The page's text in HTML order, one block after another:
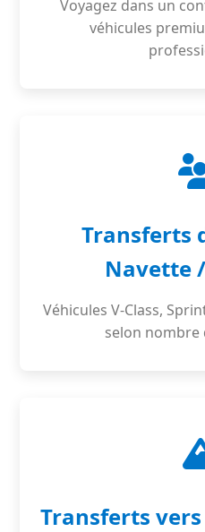
Voyagez dans un
véhicules
Transferts
Navette
Véhicules V-Class,
selon nombre
Transferts